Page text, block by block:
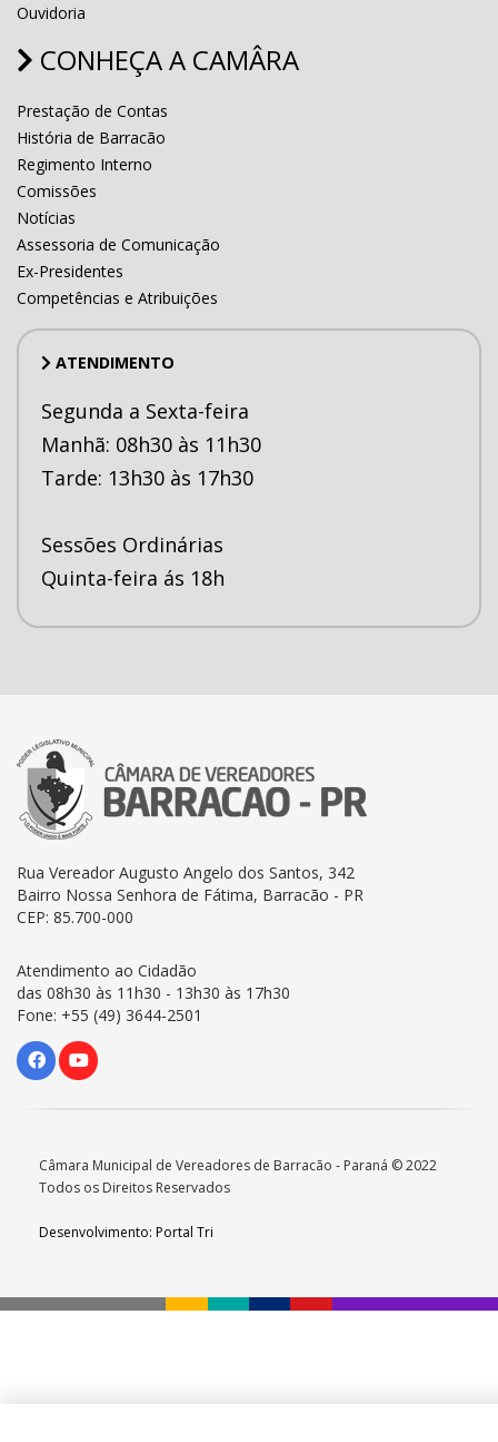
Ouvidoria
CONHEÇA A CAMÂRA
Prestação de Contas
História de Barracão
Regimento Interno
Comissões
Notícias
Assessoria de Comunicação
Ex-Presidentes
Competências e Atribuições
ATENDIMENTO
Segunda a Sexta-feira
Manhã: 08h30 às 11h30
Tarde: 13h30 às 17h30
Sessões Ordinárias
Quinta-feira ás 18h
Rua Vereador Augusto Angelo dos Santos, 342
Bairro Nossa Senhora de Fátima, Barracão - PR
CEP: 85.700-000
Atendimento ao Cidadão
das 08h30 às 11h30 - 13h30 às 17h30
Fone: +55 (49) 3644-2501
Câmara Municipal de Vereadores de Barracão - Paraná © 2022
Todos os Direitos Reservados
Desenvolvimento: Portal Tri